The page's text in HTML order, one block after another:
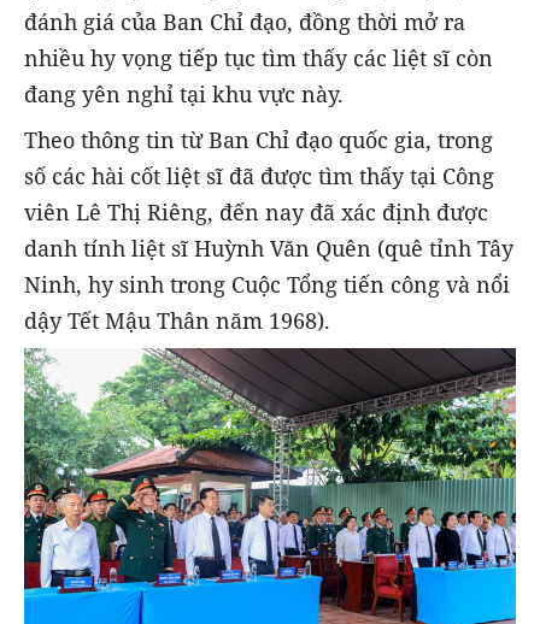
đánh giá của Ban Chỉ đạo, đồng thời mở ra
nhiều hy vọng tiếp tục tìm thấy các liệt sĩ còn
đang yên nghỉ tại khu vực này.
Theo thông tin từ Ban Chỉ đạo quốc gia, trong
số các hài cốt liệt sĩ đã được tìm thấy tại Công
viên Lê Thị Riêng, đến nay đã xác định được
danh tính liệt sĩ Huỳnh Văn Quên (quê tỉnh Tây
Ninh, hy sinh trong Cuộc Tổng tiến công và nổi
dậy Tết Mậu Thân năm 1968).